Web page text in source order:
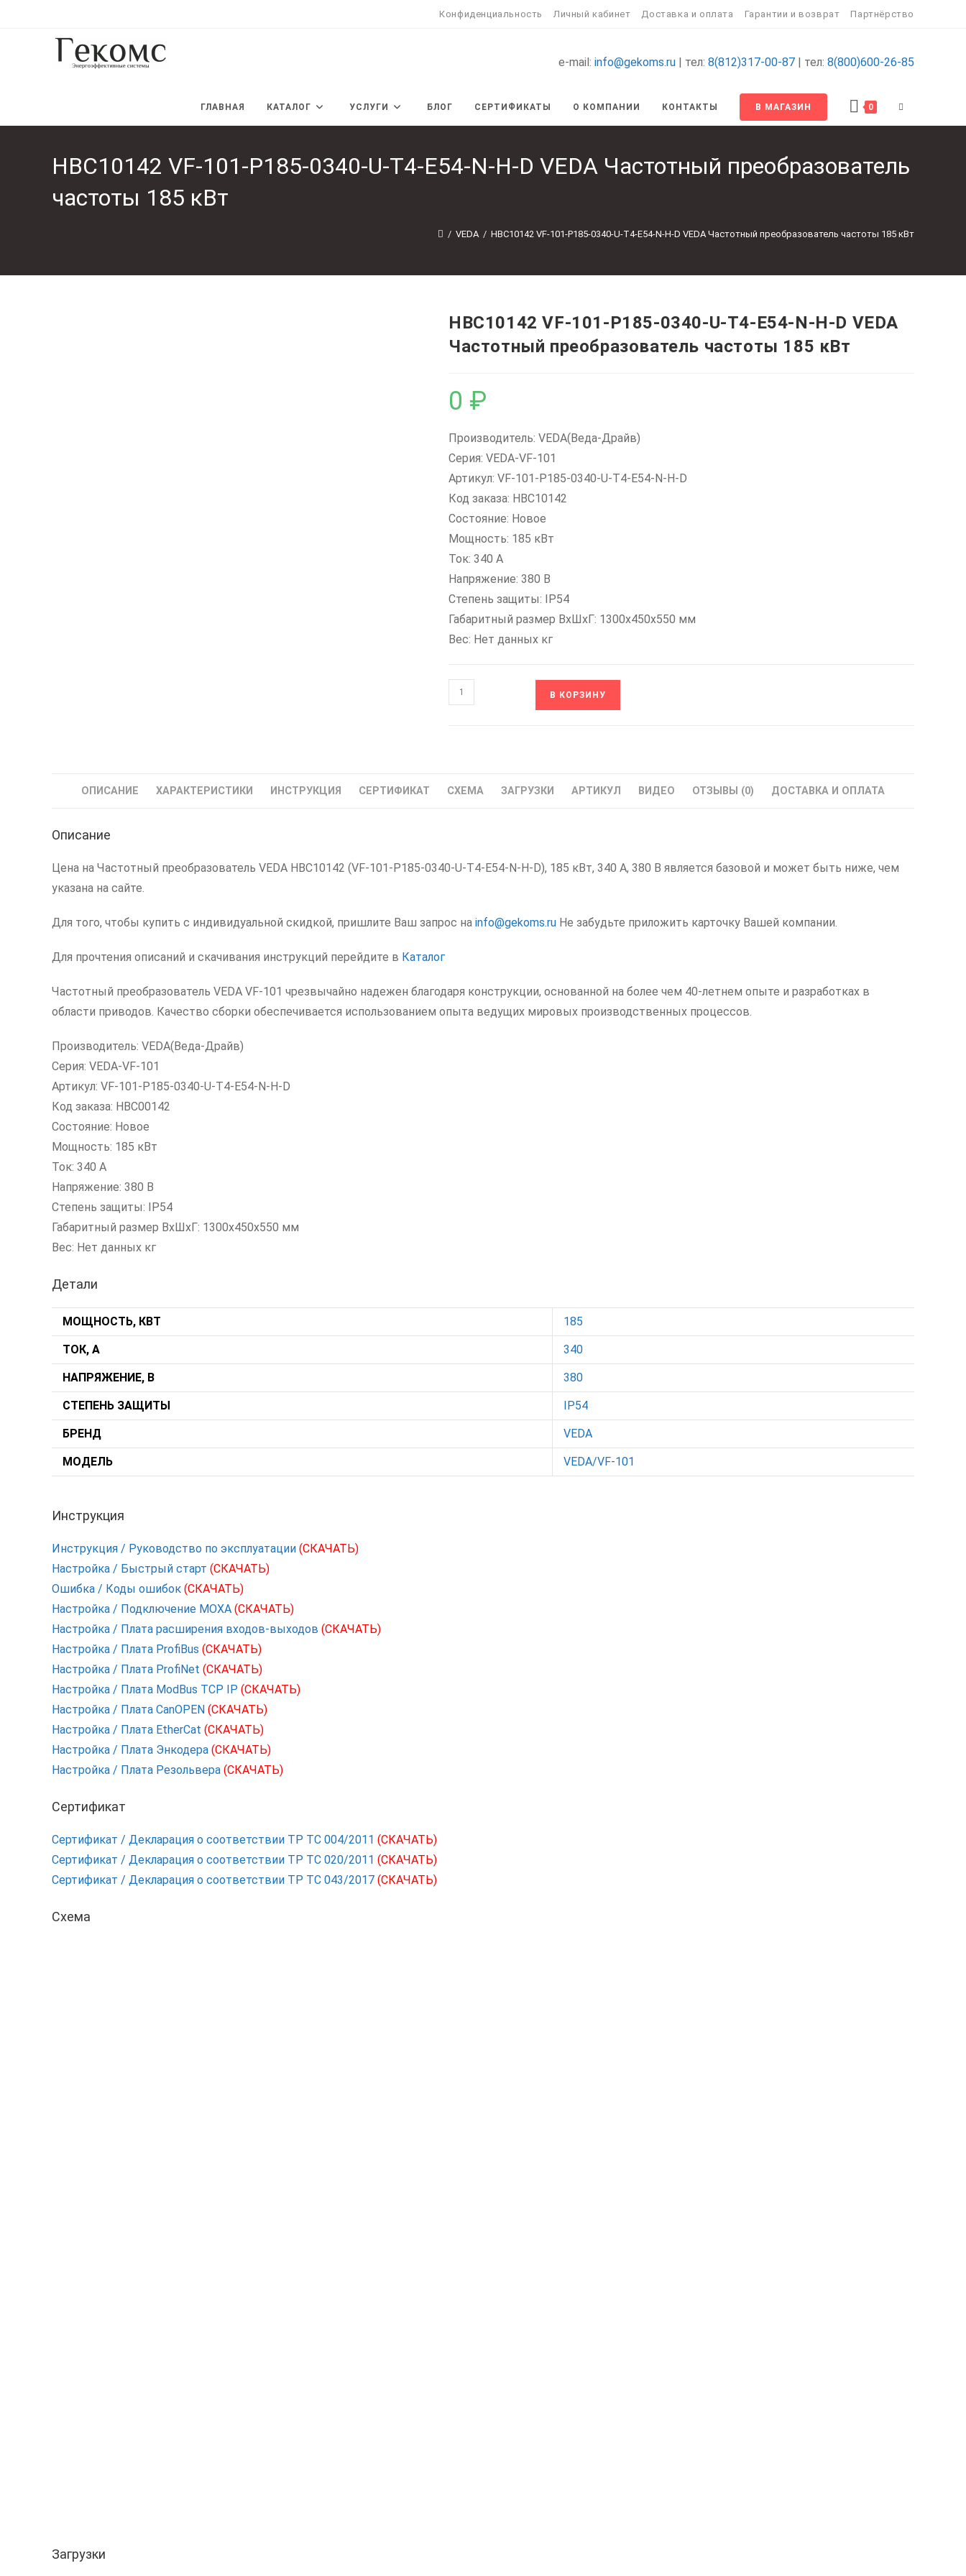
содержимому
Конфиденциальность Личный кабинет Доставка и оплата Гарантии и возврат Партнёрство
e-mail: info@gekoms.ru | тел: 8(812)317-00-87 | тел: 8(800)600-26-85
ГЛАВНАЯ КАТАЛОГ УСЛУГИ БЛОГ СЕРТИФИКАТЫ О КОМПАНИИ КОНТАКТЫ В МАГАЗИН 0
HBC10142 VF-101-P185-0340-U-T4-E54-N-H-D VEDA Частотный преобразователь
частоты 185 кВт
/ VEDA / HBC10142 VF-101-P185-0340-U-T4-E54-N-H-D VEDA Частотный преобразователь частоты 185 кВт
HBC10142 VF-101-P185-0340-U-T4-E54-N-H-D VEDA
Частотный преобразователь частоты 185 кВт
0 ₽
Производитель: VEDA(Веда-Драйв)
Серия: VEDA-VF-101
Артикул: VF-101-P185-0340-U-T4-E54-N-H-D
Код заказа: HBC10142
Состояние: Новое
Мощность: 185 кВт
Ток: 340 А
Напряжение: 380 В
Степень защиты: IP54
Габаритный размер ВхШхГ: 1300х450х550 мм
Вес: Нет данных кг
Количество
товара
0340-
N-
VEDA
185
кВт
В КОРЗИНУ
ОПИСАНИЕ ХАРАКТЕРИСТИКИ ИНСТРУКЦИЯ СЕРТИФИКАТ СХЕМА ЗАГРУЗКИ АРТИКУЛ ВИДЕО ОТЗЫВЫ (0) ДОСТАВКА И ОПЛАТА
Описание
Цена на Частотный преобразователь VEDA HBC10142 (VF-101-P185-0340-U-T4-E54-N-H-D), 185 кВт, 340 А, 380 В является базовой и может быть ниже, чем
указана на сайте.
Для того, чтобы купить с индивидуальной скидкой, пришлите Ваш запрос на info@gekoms.ru Не забудьте приложить карточку Вашей компании.
Для прочтения описаний и скачивания инструкций перейдите в Каталог
Частотный преобразователь VEDA VF-101 чрезвычайно надежен благодаря конструкции, основанной на более чем 40-летнем опыте и разработках в
области приводов. Качество сборки обеспечивается использованием опыта ведущих мировых производственных процессов.
Производитель: VEDA(Веда-Драйв)
Серия: VEDA-VF-101
Артикул: VF-101-P185-0340-U-T4-E54-N-H-D
Код заказа: HBC00142
Состояние: Новое
Мощность: 185 кВт
Ток: 340 А
Напряжение: 380 В
Степень защиты: IP54
Габаритный размер ВхШхГ: 1300х450х550 мм
Вес: Нет данных кг
Детали
МОЩНОСТЬ, КВТ 185
ТОК, А 340
НАПРЯЖЕНИЕ, В 380
СТЕПЕНЬ ЗАЩИТЫ IP54
БРЕНД VEDA
МОДЕЛЬ VEDA/VF-101
Инструкция
Инструкция / Руководство по эксплуатации (СКАЧАТЬ)
Настройка / Быстрый старт (СКАЧАТЬ)
Ошибка / Коды ошибок (СКАЧАТЬ)
Настройка / Подключение MOXA (СКАЧАТЬ)
Настройка / Плата расширения входов-выходов (СКАЧАТЬ)
Настройка / Плата ProfiBus (СКАЧАТЬ)
Настройка / Плата ProfiNet (СКАЧАТЬ)
Настройка / Плата ModBus TCP IP (СКАЧАТЬ)
Настройка / Плата CanOPEN (СКАЧАТЬ)
Настройка / Плата EtherCat (СКАЧАТЬ)
Настройка / Плата Энкодера (СКАЧАТЬ)
Настройка / Плата Резольвера (СКАЧАТЬ)
Сертификат
Сертификат / Декларация о соответствии ТР ТС 004/2011 (СКАЧАТЬ)
Сертификат / Декларация о соответствии ТР ТС 020/2011 (СКАЧАТЬ)
Сертификат / Декларация о соответствии ТР ТС 043/2017 (СКАЧАТЬ)
Схема
Загрузки